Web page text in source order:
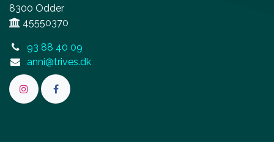
8300 Odder
45550370
93 88 40 09
anni@trives.dk